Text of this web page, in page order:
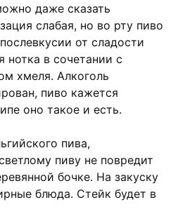
даже сказать
слабая, но во рту пиво
от сладости
нотка в сочетании с
хмеля. Алкоголь
пиво кажется
оно такое и есть.
пива,
пиву не повредит
бочке. На закуску
блюда. Стейк будет в